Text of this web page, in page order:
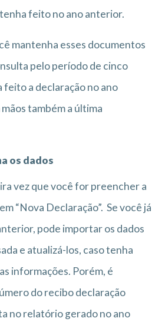
feito no ano anterior.
mantenha esses documentos
pelo período de cinco
feito a declaração no ano
também a última
os dados
vez que você for preencher a
“Nova Declaração”. Se você já
pode importar os dados
e atualizá-los, caso tenha
informações. Porém, é
do recibo declaração
no relatório gerado no ano